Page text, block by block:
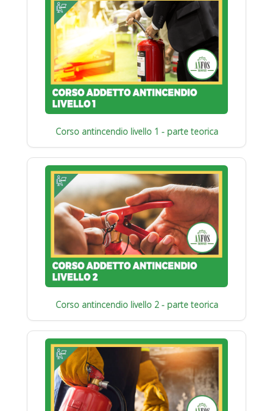
Corso antincendio livello 1 - parte teorica
Corso antincendio livello 2 - parte teorica